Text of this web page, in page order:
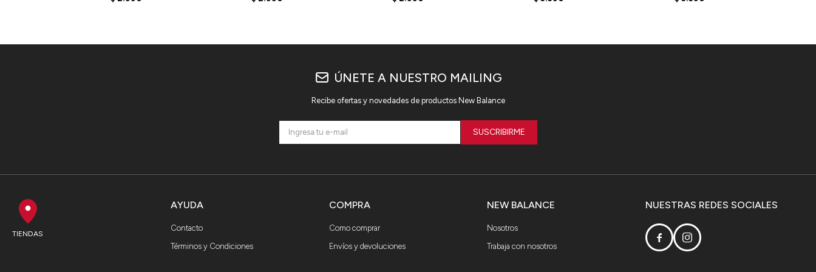
TIENDAS
AYUDA
Contacto
Términos y Condiciones
NEW BALANCE
Nosotros
Trabaja con nosotros
COMPRA
Como comprar
Envíos y devoluciones
NUESTRAS REDES SOCIALES
 
ÚNETE A NUESTRO MAILING
Recibe ofertas y novedades de productos New Balance
SUSCRIBIRME